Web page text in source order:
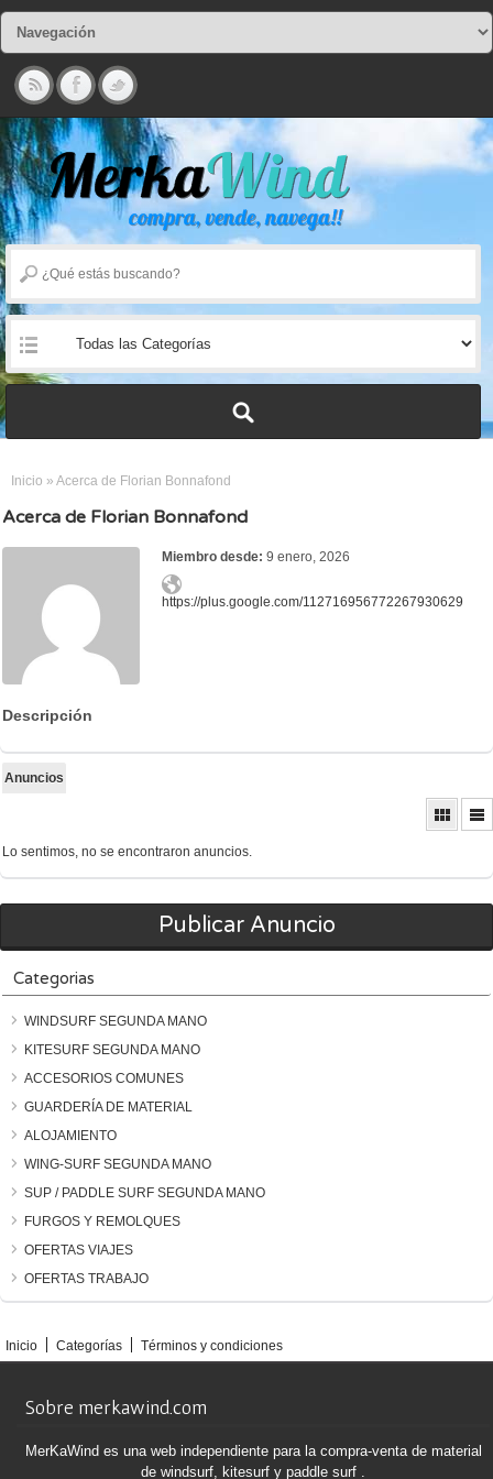
Inicio » Acerca de Florian Bonnafond
Acerca de Florian Bonnafond
Miembro desde: 9 enero, 2026
https://plus.google.com/112716956772267930629
Descripción
Anuncios
Lo sentimos, no se encontraron anuncios.
Publicar Anuncio
Categorias
WINDSURF SEGUNDA MANO
KITESURF SEGUNDA MANO
ACCESORIOS COMUNES
GUARDERÍA DE MATERIAL
ALOJAMIENTO
WING-SURF SEGUNDA MANO
SUP / PADDLE SURF SEGUNDA MANO
FURGOS Y REMOLQUES
OFERTAS VIAJES
OFERTAS TRABAJO
Inicio Categorías Términos y condiciones
Sobre merkawind.com
MerKaWind es una web independiente para la compra-venta de material
de windsurf, kitesurf y paddle surf .